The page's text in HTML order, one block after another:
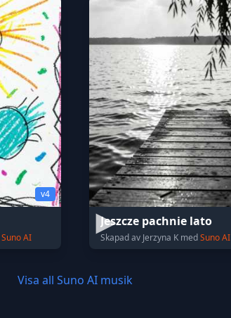
v4
Suno AI
Jeszcze pachnie lato
Skapad av Jerzyna K medSuno AI
Visa all Suno AI musik